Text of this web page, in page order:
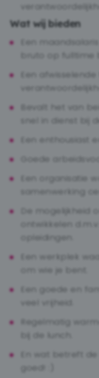
Wat wij bieden
Een
bruto op fulltime
Een
Bevalt het van
snel in dienst bij
Een enthousiast
Goede
Een organisatie
samenwerking
De mogelijkheid
ontwikkelen
opleidingen.
Een werkplek
om wie je bent.
Een goede en
veel vrijheid.
Regelmatig
bij de lunch.
En wat betreft
goed! :)